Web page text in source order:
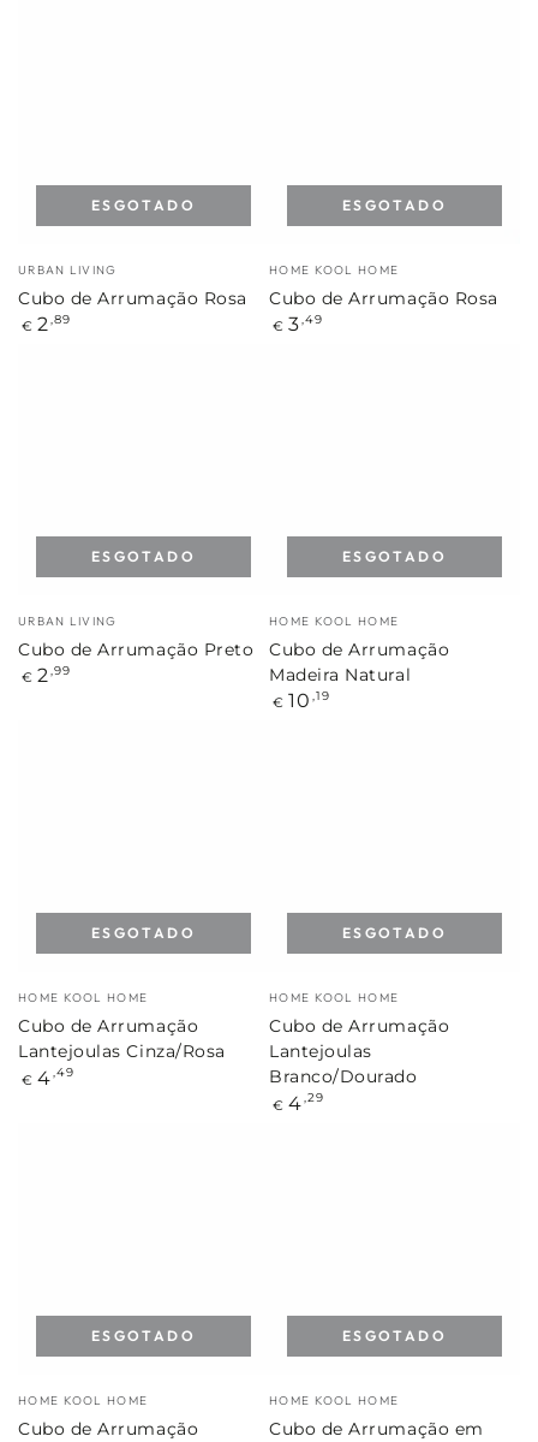
Marca:
URBAN LIVING
Cubo de Arrumação Rosa
Preço
€ 2 ,89
ESGOTADO
Marca:
HOME KOOL HOME
Cubo de Arrumação Rosa
Preço
€ 3 ,49
ESGOTADO
Marca:
URBAN LIVING
Cubo de Arrumação Preto
Preço
€ 2 ,99
ESGOTADO
Marca:
HOME KOOL HOME
Cubo de Arrumação
Madeira Natural
Preço
€ 10 ,19
ESGOTADO
Marca:
HOME KOOL HOME
Cubo de Arrumação
Lantejoulas Cinza/Rosa
Preço
€ 4,49
ESGOTADO
Marca:
HOME KOOL HOME
Cubo de Arrumação
Lantejoulas
Branco/Dourado
Preço
€ 4,29
ESGOTADO
Marca:
HOME KOOL HOME
Cubo de Arrumação
ESGOTADO
Marca:
HOME KOOL HOME
Cubo de Arrumação em
ESGOTADO